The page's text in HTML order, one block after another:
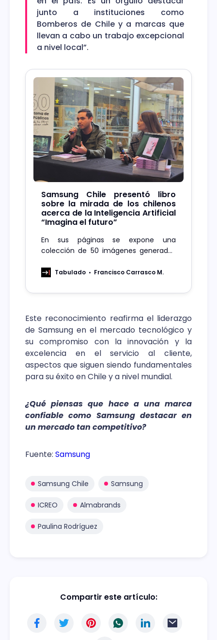
junto a instituciones como
Bomberos de Chile y a marcas que
llevan a cabo un trabajo excepcional
a nivel local”.
Samsung Chile presentó libro
sobre la mirada de los chilenos
acerca de la Inteligencia Artificial
“Imagina el futuro”
En sus páginas se expone una
colección de 50 imágenes generadas
Book4, nacidas del pensamiento y los
dejaron sus relatos escritos en las
año 2024.
Tabulado Francisco Carrasco M.
Este reconocimiento reafirma el liderazgo
de Samsung en el mercado tecnológico y
su compromiso con la innovación y la
excelencia en el servicio al cliente,
aspectos que siguen siendo fundamentales
para su éxito en Chile y a nivel mundial.
¿Qué piensas que hace a una marca
confiable como Samsung destacar en
un mercado tan competitivo?
Fuente: Samsung
Samsung Chile Samsung
ICREO Almabrands
Paulina Rodríguez
Compartir este artículo: